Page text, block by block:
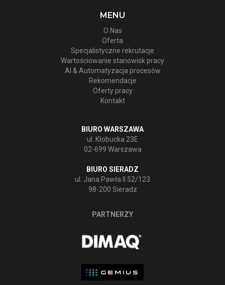
MENU
O Nas
Oferta
Specjalistyczne rekrutacje
Wartościowanie stanowisk pracy
AI & Automatyzacja procesów
Rekomendacje
Oferty pracy
Kontakt
BIURO WARSZAWA
ul. Kłobucka 23E
02-699 Warszawa
BIURO SIERADZ
ul. Jana Pawła II 52/123
98-200 Sieradz
PARTNERZY